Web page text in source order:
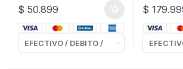
$ 50.899 $